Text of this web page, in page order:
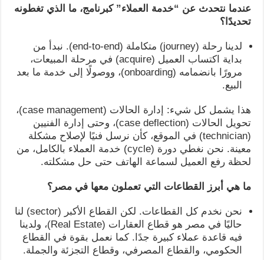
عندما نتحدث عن “خدمة العملاء” كبرنامج، ما الذي تغطونه
تحديدًا؟
لدينا رحلة (journey) متكاملة (end-to-end). نبدأ من
بداية اكتساب العميل (acquire) في مرحلة المبيعات،
مرورًا بانضمامه (onboarding)، ووصولًا إلى خدمة ما بعد
البيع.
هذا يشمل كل شيء: إدارة الحالات (case management)،
تحويل الحالات (case deflection)، وحتى إدارة الفنيين
(technician) في الموقع، كأن نرسل فنيًا لإصلاح مشكلة
معينة. نحن نغطي دورة (cycle) خدمة العملاء بالكامل، من
لحظة رفع العميل لسماعة الهاتف حتى حل مشكلته.
ما هي أبرز القطاعات التي تعملون معها في مصر؟
نحن نخدم كل القطاعات. لكن القطاع الأكبر (sector) لنا
حاليًا في مصر هو قطاع العقارات (Real Estate)، ولدينا
فيه قاعدة عملاء كبيرة جدًا. كما نعمل بقوة في القطاع
الحكومي، والقطاع المصرفي، وقطاع التجزئة والجملة.